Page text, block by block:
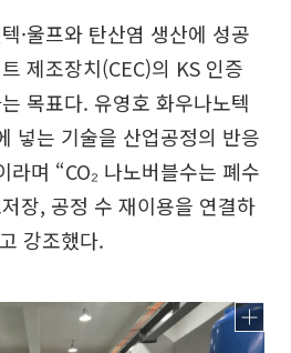
·울프와 탄산염 생산에 성공
제조장치(CEC)의 KS 인증
목표다. 유영호 화우나노텍
넣는 기술을 산업공정의 반응
라며 “CO₂ 나노버블수는 폐수
장, 공정 수 재이용을 연결하
강조했다.